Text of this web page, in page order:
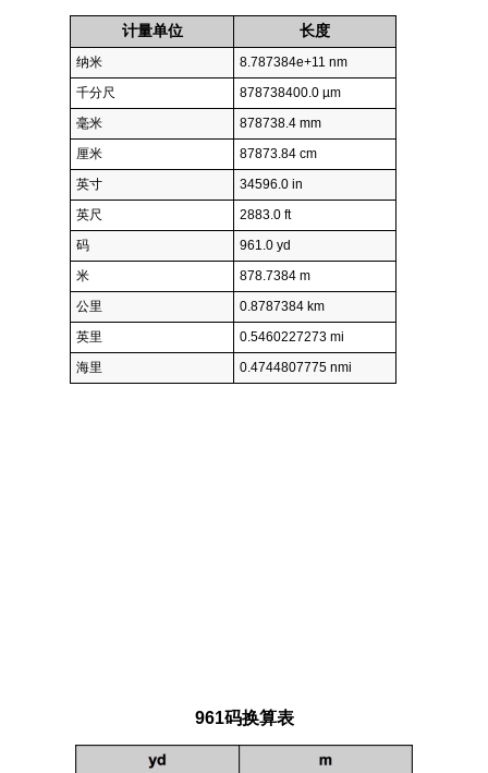
计量单位 长度
纳米
8.787384e+11 nm
千分尺
878738400.0 µm
毫米
878738.4 mm
厘米
87873.84 cm
英寸
34596.0 in
英尺
2883.0 ft
码
961.0 yd
米
878.7384 m
公里
0.8787384 km
英里
0.5460227273 mi
海里
0.4744807775 nmi
961码换算表